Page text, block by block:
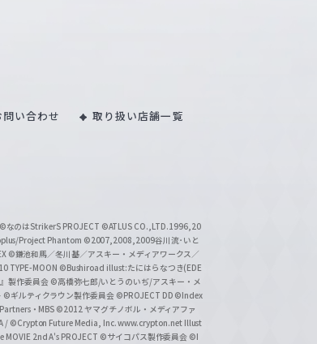
問い合わせ 取り扱い店舗一覧
©なのはStrikerS PROJECT ©ATLUS CO.,LTD.1996,20
Project Phantom ©2007,2008,2009谷川流･いと
©鎌池和馬／冬川基／アスキー・メディアワークス／
TYPE-MOON ©Bushiroad illust:たにはらなつき(EDE
製作委員会 ©高橋弥七郎/いとうのいぢ/アスキー・メ
©ギルティクラウン製作委員会 ©PROJECT DD ©Index
・MBS ©2012 ヤマグチノボル・メディアファ
/ ©Crypton Future Media, Inc. www.crypton.net Illust
MOVIE 2nd A's PROJECT ©サイコパス製作委員会 ©I